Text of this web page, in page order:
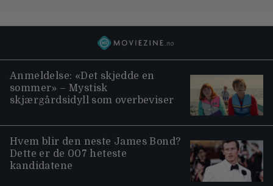
Anmeldelse: «Det skjedde en
sommer» – Mystisk
skjærgårdsidyll som overbeviser
Hvem blir den neste James Bond?
Dette er de 007 heteste
kandidatene